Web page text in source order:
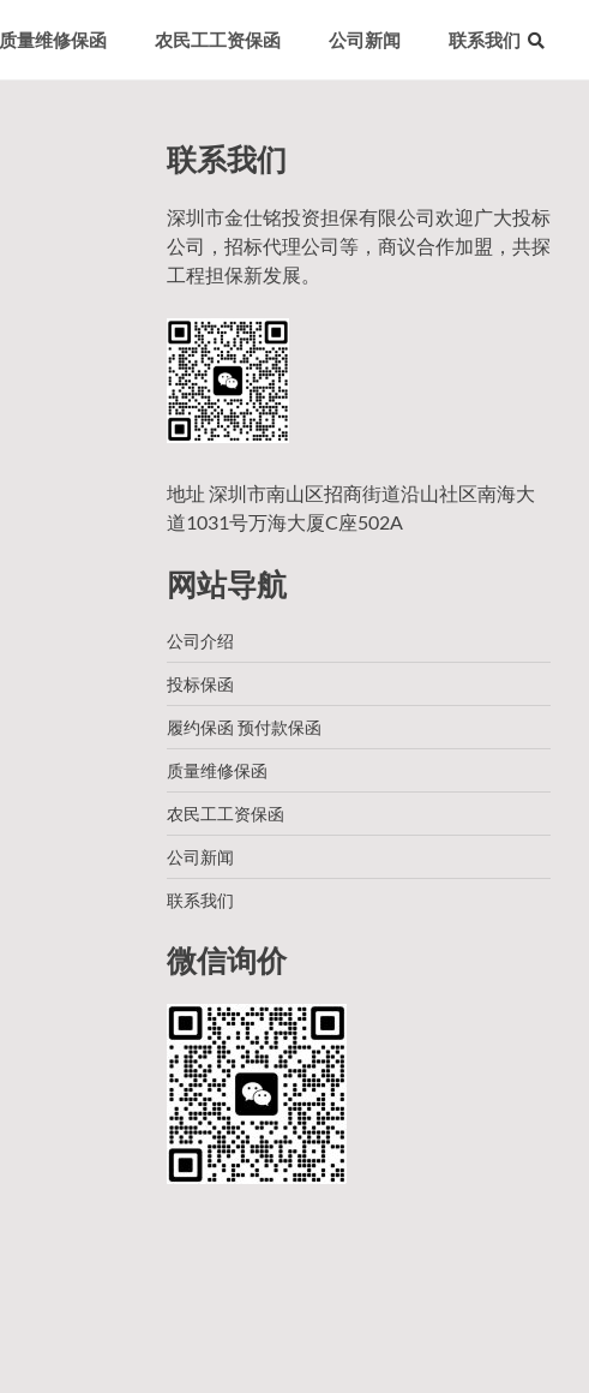
质量维修保函 农民工工资保函 公司新闻 联系我们
联系我们
深圳市金仕铭投资担保有限公司欢迎广大投标
公司，招标代理公司等，商议合作加盟，共探
工程担保新发展。
地址 深圳市南山区招商街道沿山社区南海大
道1031号万海大厦C座502A
网站导航
公司介绍
投标保函
履约保函 预付款保函
质量维修保函
农民工工资保函
公司新闻
联系我们
微信询价